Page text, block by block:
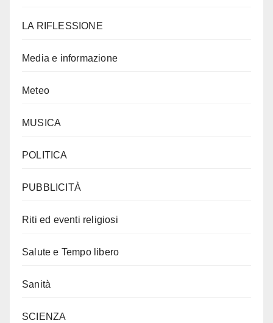
LA RIFLESSIONE
Media e informazione
Meteo
MUSICA
POLITICA
PUBBLICITÀ
Riti ed eventi religiosi
Salute e Tempo libero
Sanità
SCIENZA